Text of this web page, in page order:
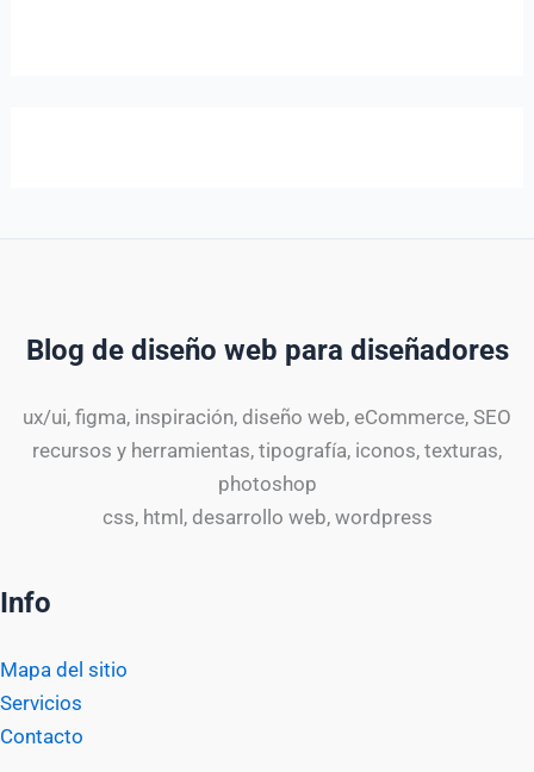
Blog de diseño web para diseñadores
ux/ui, figma, inspiración, diseño web, eCommerce, SEO
recursos y herramientas, tipografía, iconos, texturas,
photoshop
css, html, desarrollo web, wordpress
Info
Mapa del sitio
Servicios
Contacto